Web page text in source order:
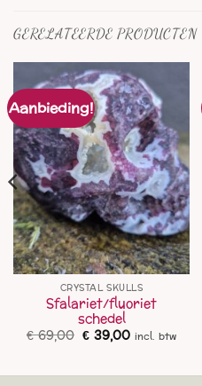
GERELATEERDE PRODUCTEN
Aanbieding!
CRYSTAL SKULLS
Sfalariet/fluoriet
schedel
€69,00 Oorspronkelijke
prijs
€ 39,00Huidige
prijs
incl. btw